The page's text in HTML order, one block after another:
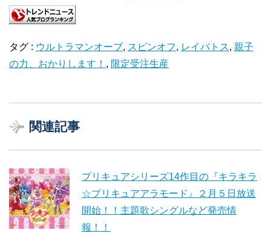
タグ : ウルトラマンオーブ, スピンオフ, レイバトス, 親子
の力、おかりします！ , 限定受注生産
関連記事
プリキュアシリーズ14作目の『キラキラ
☆プリキュアアラモード』２月５日放送
開始！！主題歌シングルなど発売情
報！！